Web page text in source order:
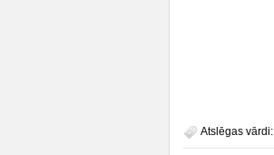
Atslēgas vārdi: